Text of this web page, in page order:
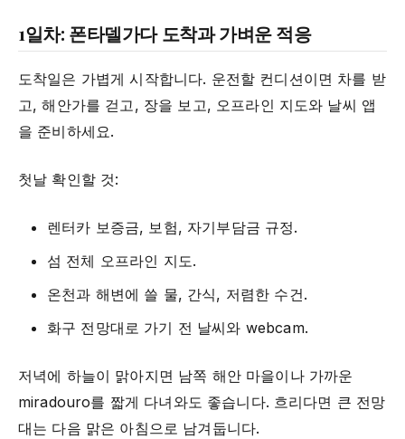
1일차: 폰타델가다 도착과 가벼운 적응
도착일은 가볍게 시작합니다. 운전할 컨디션이면 차를 받
고, 해안가를 걷고, 장을 보고, 오프라인 지도와 날씨 앱
을 준비하세요.
첫날 확인할 것:
렌터카 보증금, 보험, 자기부담금 규정.
섬 전체 오프라인 지도.
온천과 해변에 쓸 물, 간식, 저렴한 수건.
화구 전망대로 가기 전 날씨와 webcam.
저녁에 하늘이 맑아지면 남쪽 해안 마을이나 가까운
miradouro를 짧게 다녀와도 좋습니다. 흐리다면 큰 전망
대는 다음 맑은 아침으로 남겨둡니다.